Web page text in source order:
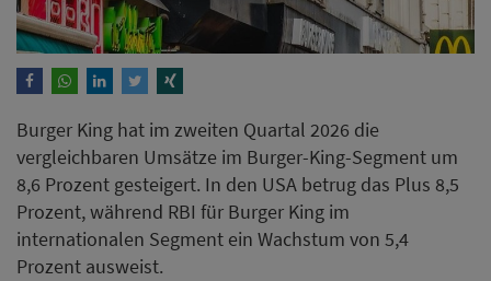
Burger King hat im zweiten Quartal 2026 die
vergleichbaren Umsätze im Burger-King-Segment um
8,6 Prozent gesteigert. In den USA betrug das Plus 8,5
Prozent, während RBI für Burger King im
internationalen Segment ein Wachstum von 5,4
Prozent ausweist.